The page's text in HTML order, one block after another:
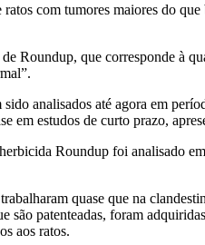
ratos com tumores maiores do
Roundup, que corresponde à
analisados até agora em
em estudos de curto prazo,
Roundup foi analisado
quase que na
são patenteadas, foram
aos ratos.